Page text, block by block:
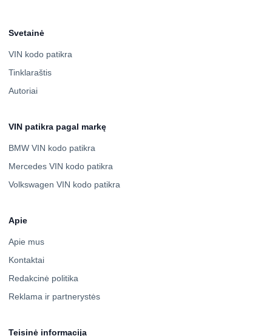
Svetainė
VIN kodo patikra
Tinklaraštis
Autoriai
VIN patikra pagal markę
BMW VIN kodo patikra
Mercedes VIN kodo patikra
Volkswagen VIN kodo patikra
Apie
Apie mus
Kontaktai
Redakcinė politika
Reklama ir partnerystės
Teisinė informacija